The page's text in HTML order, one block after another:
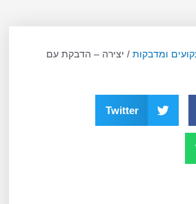
ומדבקות / יצירה – הדבקת עם
Twitter